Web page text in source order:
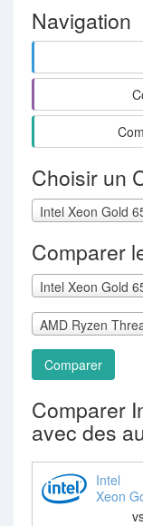
Navigation
Choisir un
Intel Xeon Gold
Comparer
Intel Xeon Gold
AMD Ryzen
Comparer
Comparer
avec des
Intel
Xeon